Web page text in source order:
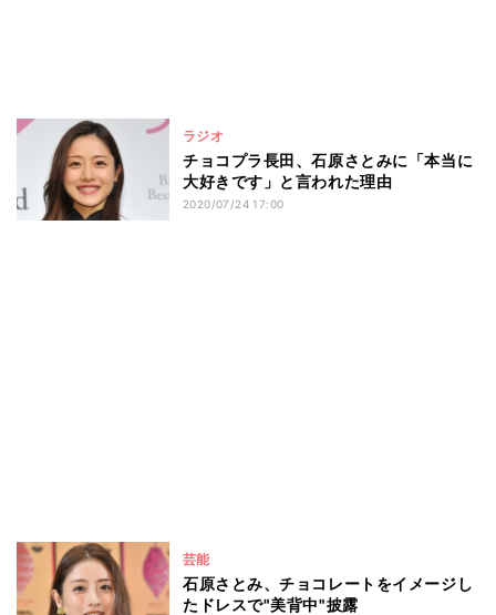
ラジオ
チョコプラ長田、石原さとみに「本当に
大好きです」と言われた理由
2020/07/24 17:00
芸能
石原さとみ、チョコレートをイメージし
たドレスで"美背中"披露